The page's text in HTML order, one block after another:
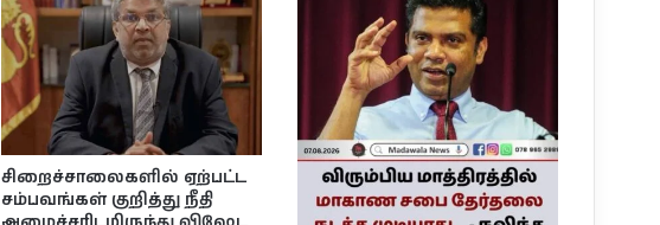
சிறைச்சாலைகளில் ஏற்பட்ட
சம்பவங்கள் குறித்து நீதி